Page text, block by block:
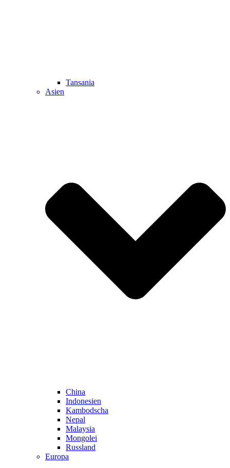
Tansania
Asien
China
Indonesien
Kambodscha
Nepal
Malaysia
Mongolei
Russland
Europa